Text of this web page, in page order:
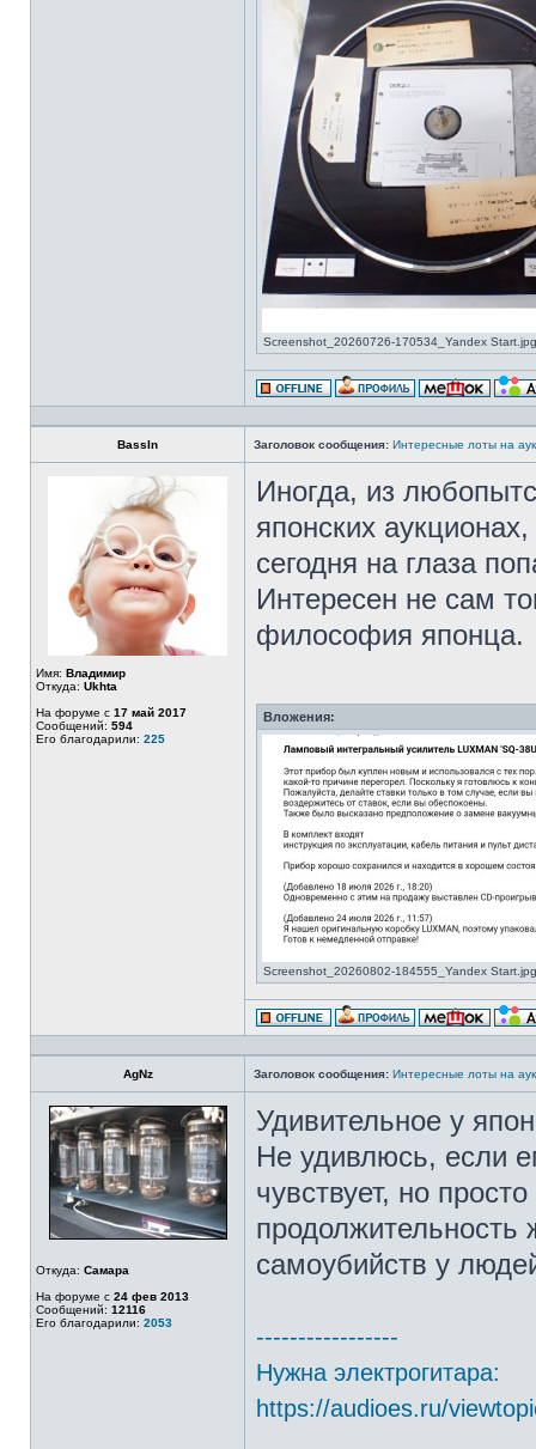
Screenshot_20260726-170534_Yandex
BassIn Заголовок сообщения: Интересные лоты на
Имя: Владимир
Откуда: Ukhta
На форуме с 17 май 2017
Сообщений: 594
Его благодарили: 225
Иногда, из
японских аукционах,
сегодня на глаза
Интересен не сам
философия японца.
Вложения:
Screenshot_20260802-184555_Yandex
AgNz Заголовок сообщения: Интересные лоты на
Откуда: Самара
На форуме с 24 фев 2013
Сообщений: 12116
Его благодарили: 2053
Удивительное у
Не удивлюсь, если
чувствует, но
самоубийств у
-----------------
Нужна электрогитара:
https://audioes.ru/